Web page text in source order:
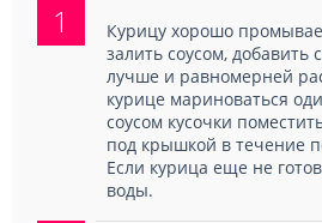
1
Курицу хорошо
залить соусом,
лучше и равномерней
курице мариноваться
соусом кусочки
под крышкой в течение
Если курица еще не
воды.